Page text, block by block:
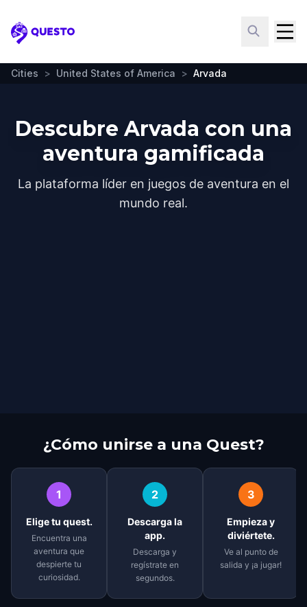
Questo
Cities > United States of America > Arvada
Descubre Arvada con una
aventura gamificada
La plataforma líder en juegos de aventura en el
mundo real.
¿Cómo unirse a una Quest?
1
Elige tu quest.
Encuentra una
aventura que
despierte tu
curiosidad.
2
Descarga la
app.
Descarga y
regístrate en
segundos.
3
Empieza y
diviértete.
Ve al punto de
salida y ¡a jugar!